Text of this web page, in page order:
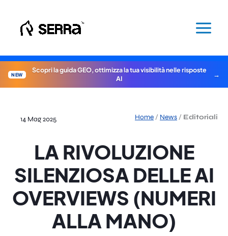
contenuto
NEW
Scopri la guida GEO, ottimizza la tua visibilità nelle risposte
AI
Home / News / Editoriali
14 Mag 2025
LA RIVOLUZIONE
SILENZIOSA DELLE AI
OVERVIEWS (NUMERI
ALLA MANO)